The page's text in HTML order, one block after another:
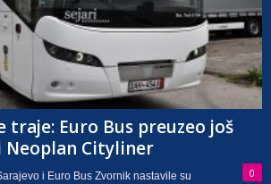
traje: Euro Bus preuzeo još
Neoplan Cityliner
0
i Euro Bus Zvornik nastavile su